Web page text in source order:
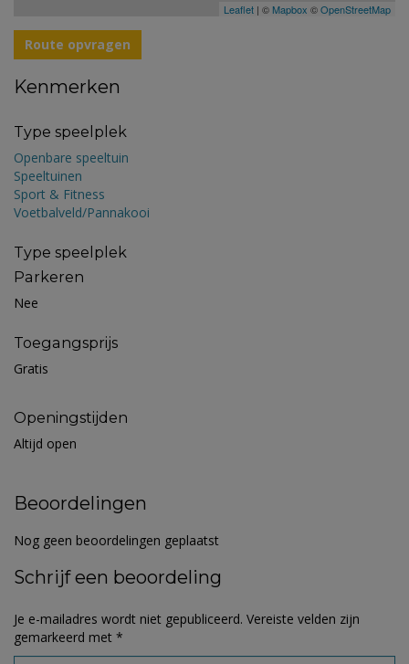
Leaflet | © Mapbox ©OpenStreetMap
Route opvragen
Kenmerken
Type speelplek
Openbare speeltuin
Speeltuinen
Sport & Fitness
Voetbalveld/Pannakooi
Type speelplek
Parkeren
Nee
Toegangsprijs
Gratis
Openingstijden
Altijd open
Beoordelingen
Nog geen beoordelingen geplaatst
Schrijf een beoordeling
Je e-mailadres wordt niet gepubliceerd. Vereiste velden zijn
gemarkeerd met *